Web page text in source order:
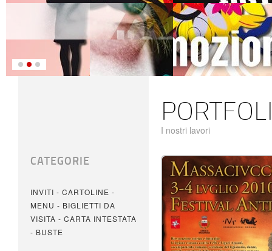
CATEGORIE
INVITI - CARTOLINE -
MENU - BIGLIETTI DA
VISITA - CARTA INTESTATA
- BUSTE
I nostri lavori